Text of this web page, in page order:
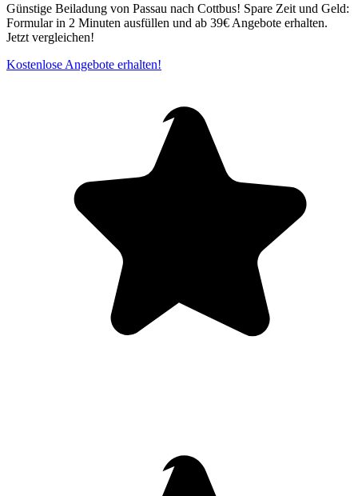
Günstige Beiladung von Passau nach Cottbus! Spare Zeit und Geld:
Formular in 2 Minuten ausfüllen und ab 39€ Angebote erhalten.
Jetzt vergleichen!
Kostenlose Angebote erhalten!